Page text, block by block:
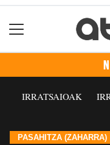
IRRATSAIOAK
PASAHITZA (ZAHARRA)